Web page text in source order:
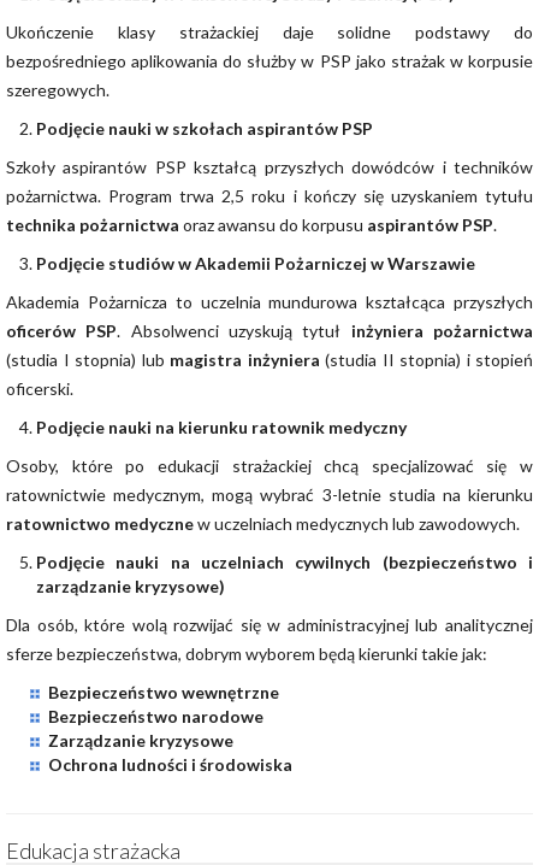
Ukończenie klasy strażackiej daje solidne podstawy do
bezpośredniego aplikowania do służby w PSP jako strażak w korpusie
szeregowych.
Podjęcie nauki w szkołach aspirantów PSP
Szkoły aspirantów PSP kształcą przyszłych dowódców i techników
pożarnictwa. Program trwa 2,5 roku i kończy się uzyskaniem tytułu
technika pożarnictwa oraz awansu do korpusu aspirantów PSP.
Podjęcie studiów w Akademii Pożarniczej w Warszawie
Akademia Pożarnicza to uczelnia mundurowa kształcąca przyszłych
oficerów PSP. Absolwenci uzyskują tytuł inżyniera pożarnictwa
(studia I stopnia) lub magistra inżyniera (studia II stopnia) i stopień
oficerski.
Podjęcie nauki na kierunku ratownik medyczny
Osoby, które po edukacji strażackiej chcą specjalizować się w
ratownictwie medycznym, mogą wybrać 3-letnie studia na kierunku
ratownictwo medycznew uczelniach medycznych lub zawodowych.
Podjęcie nauki na uczelniach cywilnych (bezpieczeństwo i
zarządzanie kryzysowe)
Dla osób, które wolą rozwijać się w administracyjnej lub analitycznej
sferze bezpieczeństwa, dobrym wyborem będą kierunki takie jak:
Bezpieczeństwo wewnętrzne
Bezpieczeństwo narodowe
Zarządzanie kryzysowe
Ochrona ludności i środowiska
Edukacja strażacka